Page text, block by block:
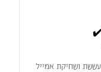
עששת ושחיקת אמייל